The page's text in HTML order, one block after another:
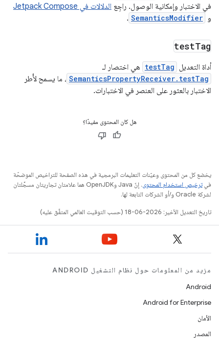
في الاختبار وإمكانية الوصول. راجِع الدلالات في Jetpack Compose
و SemanticsModifier
.
testTag
أداة التعديل testTag هي اختصار لـ
SemanticsPropertyReceiver.testTag ، ما يسمح لأُطر
الاختبار بالعثور على العنصر في الاختبارات.
هل كان المحتوى مفيدًا؟
يخضع كل من المحتوى وعيّنات التعليمات البرمجية في هذه الصفحة للتراخيص الموضحّة
فيترخيص استخدام المحتوى
. إنّ Java وOpenJDK هما علامتان تجاريتان مسجَّلتان
لشركة Oracle و/أو الشركات التابعة لها.
تاريخ التعديل الأخير: 2026-06-18 (حسب التوقيت العالمي المتفَّق عليه)
مزيد من المعلومات حول نظام التشغيل ANDROID
Android
Android for Enterprise
الأمان
المصدر